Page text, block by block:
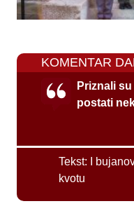
KOMENTAR
Priznali
postati
Tekst:
I
kvotu